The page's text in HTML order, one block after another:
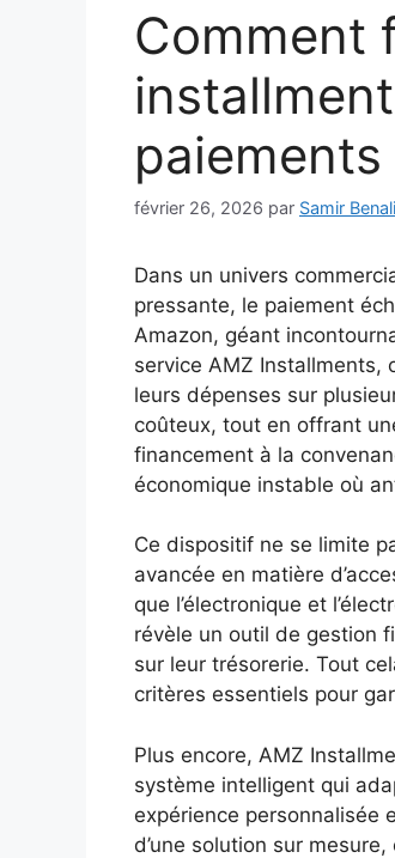
Comment
paiements
février 26, 2026 par Samir Benali
Dans un univers
pressante, le paiement
Amazon, géant
service AMZ
leurs dépenses sur
coûteux, tout en offrant
financement à la
économique instable où
Ce dispositif ne se limite
avancée en matière
que l’électronique et
révèle un outil de gestion
sur leur trésorerie. Tout
critères essentiels pour
Plus encore, AMZ
système intelligent qui
expérience personnalisée
d’une solution sur